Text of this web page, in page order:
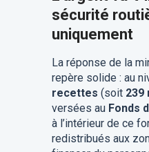
sécurité
uniquement
La réponse de la
repère solide : au
recettes (soit 239
versées au Fonds
à l’intérieur de ce
redistribués aux